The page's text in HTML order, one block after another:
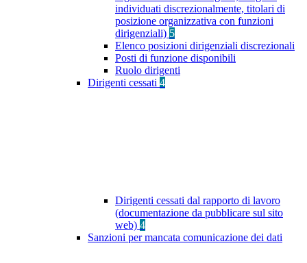
individuati discrezionalmente, titolari di
posizione organizzativa con funzioni
dirigenziali) 5
Elenco posizioni dirigenziali discrezionali
Posti di funzione disponibili
Ruolo dirigenti
Dirigenti cessati 4
Dirigenti cessati dal rapporto di lavoro
(documentazione da pubblicare sul sito
web) 4
Sanzioni per mancata comunicazione dei dati